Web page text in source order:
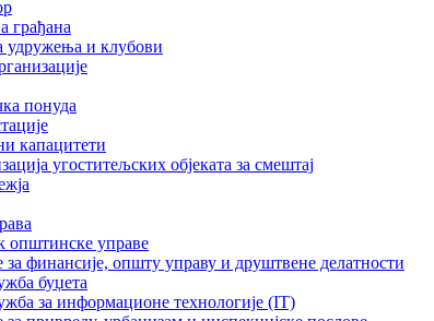
грађана
удружења и клубови
понуда
капацитети
угоститељских објеката за смештај
општинске управе
финансије, општу управу и друштвене делатности
буџета
за информационе технологије (IT)